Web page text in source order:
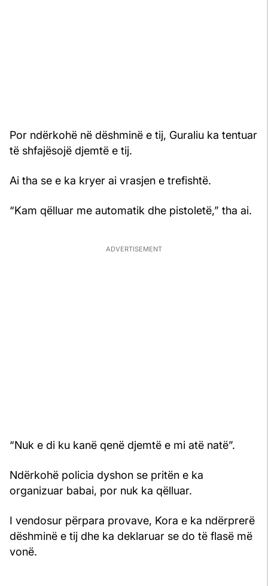
Por ndërkohë në dëshminë e tij, Guraliu ka tentuar
të shfajësojë djemtë e tij.
Ai tha se e ka kryer ai vrasjen e trefishtë.
“Kam qëlluar me automatik dhe pistoletë,” tha ai.
“Nuk e di ku kanë qenë djemtë e mi atë natë”.
Ndërkohë policia dyshon se pritën e ka
organizuar babai, por nuk ka qëlluar.
I vendosur përpara provave, Kora e ka ndërprerë
dëshminë e tij dhe ka deklaruar se do të flasë më
vonë.